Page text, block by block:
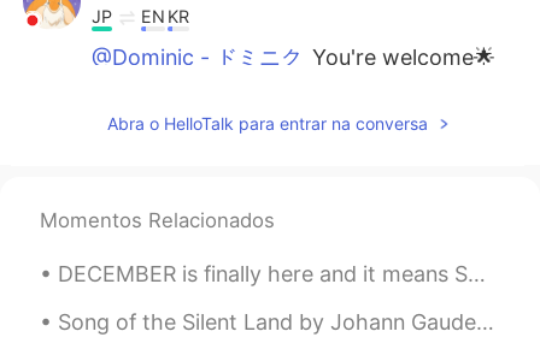
JP EN KR
@Dominic - ドミニク You're welcome🌟
JP EN KRES
のチェコの国旗の絵文字を見て、チリの国
EN JP
Abra o HelloTalk para entrar na conversa
Momentos Relacionados
DECEMBER is finally here and it means SUMMER has come for Australians 🇦🇺 ☀SUMMER IDIOMS☀ 1. a p...
Song of the Silent Land by Johann Gaudenz von Salis-Seewis. Translated by Henry Wadsworth Longfe...